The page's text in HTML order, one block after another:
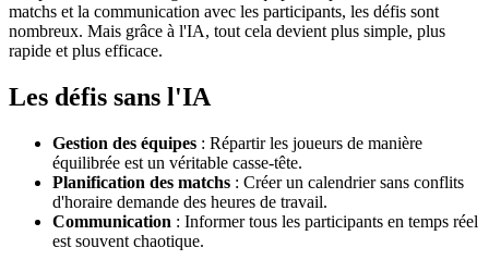
matchs et la communication avec les participants, les défis sont
nombreux. Mais grâce à l'IA, tout cela devient plus simple, plus
rapide et plus efficace.
Les défis sans l'IA
Gestion des équipes : Répartir les joueurs de manière
équilibrée est un véritable casse-tête.
Planification des matchs : Créer un calendrier sans conflits
d'horaire demande des heures de travail.
Communication : Informer tous les participants en temps réel
est souvent chaotique.